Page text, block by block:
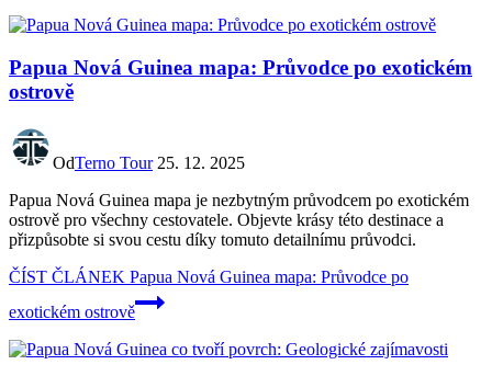
Papua Nová Guinea mapa: Průvodce po exotickém
ostrově
OdTerno Tour 25. 12. 2025
Papua Nová Guinea mapa je nezbytným průvodcem po exotickém
ostrově pro všechny cestovatele. Objevte krásy této destinace a
přizpůsobte si svou cestu díky tomuto detailnímu průvodci.
ČÍST ČLÁNEK Papua Nová Guinea mapa: Průvodce po
exotickém ostrově